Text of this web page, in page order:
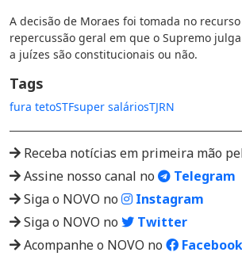
A decisão de Moraes foi tomada no
repercussão geral em que o Supremo
a juízes são constitucionais ou não.
Tags
fura tetoSTFsuper saláriosTJRN
Receba notícias em primeira mão
Assine nosso canal no
Telegram
Siga o NOVO no
Instagram
Siga o NOVO no
Twitter
Acompanhe o NOVO no
Facebook